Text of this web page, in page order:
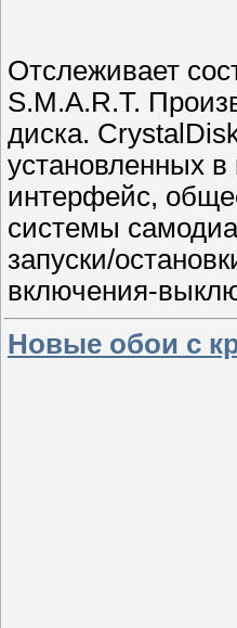
Отслеживает
S.M.A.R.T.
диска.
установленных
интерфейс,
системы
запуски/
включения-
Новые обои с